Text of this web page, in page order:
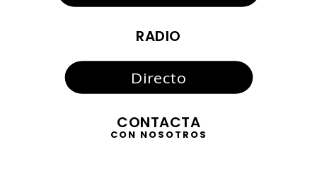
RADIO
Directo
CONTACTA
CON NOSOTROS